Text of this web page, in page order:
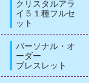
クリスタルアラ
イ５１種フルセ
ット
パーソナル・オ
ーダー
ブレスレット